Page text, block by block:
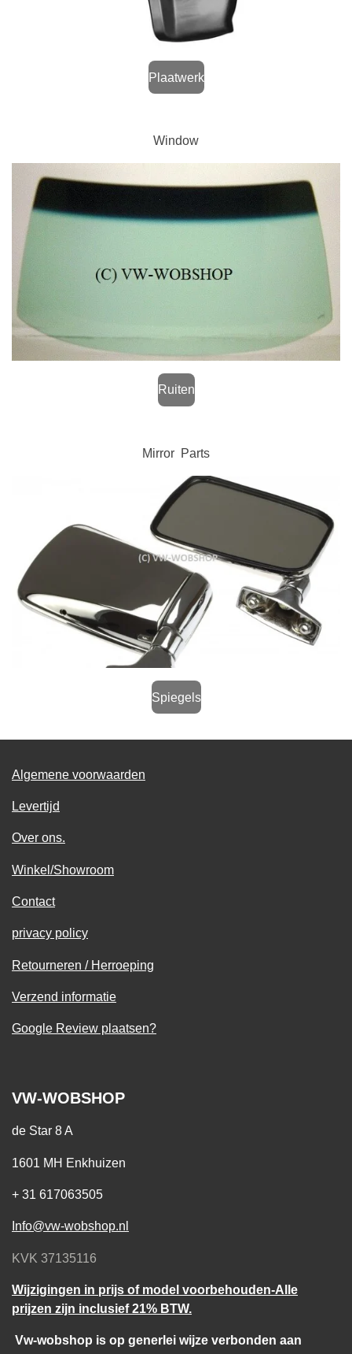
Plaatwerk
Window
Ruiten
Mirror Parts
Spiegels
Algemene voorwaarden
Levertijd
Over ons.
Winkel/Showroom
Contact
privacy policy
Retourneren / Herroeping
Verzend informatie
Google Review plaatsen?
VW-WOBSHOP
de Star 8 A
1601 MH Enkhuizen
+ 31 617063505
Info@vw-wobshop.nl
KVK 37135116
Wijzigingen in prijs of model voorbehouden-Alle
prijzen zijn inclusief 21% BTW.
Vw-wobshop is op generlei wijze verbonden aan